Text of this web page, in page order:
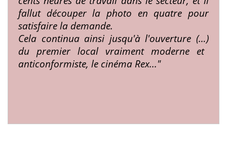
fallut dé­couper la photo en quatre pour
satisfaire la demande.
Cela continua ainsi jusqu'à l'ouverture (…)
du premier local vraiment moderne et
anticonformiste, le cinéma Rex..."